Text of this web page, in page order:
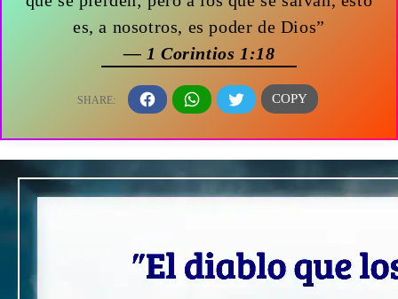
es, a nosotros, es poder de Dios”
— 1 Corintios 1:18